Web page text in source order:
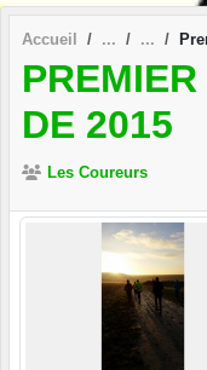
Accueil
DE 2015
Les Coureurs